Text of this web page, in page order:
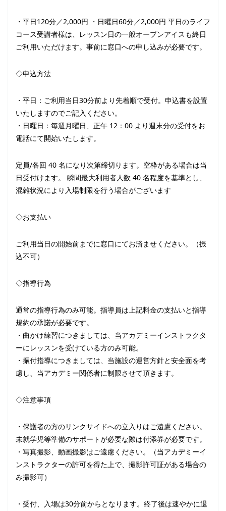
・平日120分／2,000円 ・日曜日60分／2,000円 平日のライフ
コース受講者様は、レッスン日の一般オープンアイスも終日
ご利用いただけます。事前に窓口への申し込みが必要です。
◇申込方法
・平日：ご利用当日30分前より先着順で受付。申込書を設置
いたしますのでご記入ください。
・日曜日：毎週月曜日、正午 12：00 より週末分の受付をお
電話にて開始いたします。
定員/各回 40 名になり次第締切ります。空枠がある場合は当
日受付けます。 瞬間最大利用者人数 40 名程度を基準とし、
混雑状況により入場制限を行う場合がございます
◇お支払い
ご利用当日の開始前までに窓口にてお済ませください。（振
込不可）
◇指導行為
通常の指導行為のみ可能。指導員は上記料金の支払いと指導
規約の承諾が必要です。
・曲かけ練習につきましては、当アカデミーインストラクタ
ーにレッスンを受けている方のみ可能。
・振付指導につきましては、当施設の運営方針と安全面を考
慮し、当アカデミー関係者に制限させて頂きます。
◇注意事項
・保護者の方のリンクサイドへの立入りはご遠慮ください。
未就学児等準備のサポートが必要な際は付添券が必要です。
・写真撮影、動画撮影はご遠慮ください。（当アカデミーイ
ンストラクターの許可を得た上で、撮影許可証がある場合の
み撮影可）
・受付、入場は30分前からとなります。終了後は速やかに退